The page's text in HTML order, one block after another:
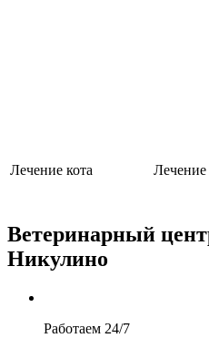
Лечение кота Лечение
Ветеринарный
Никулино
Работаем 24/7